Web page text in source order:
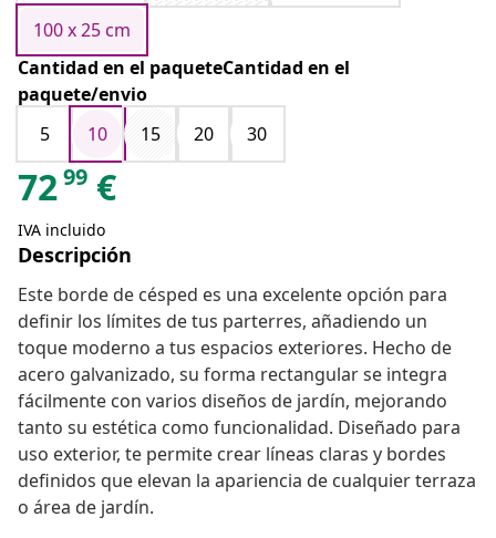
100 x 25 cm
Cantidad en el paqueteCantidad en el
paquete/envio
5
10 15 20 30
7299 €
IVA incluido
Descripción
Este borde de césped es una excelente opción para
definir los límites de tus parterres, añadiendo un
toque moderno a tus espacios exteriores. Hecho de
acero galvanizado, su forma rectangular se integra
fácilmente con varios diseños de jardín, mejorando
tanto su estética como funcionalidad. Diseñado para
uso exterior, te permite crear líneas claras y bordes
definidos que elevan la apariencia de cualquier terraza
o área de jardín.